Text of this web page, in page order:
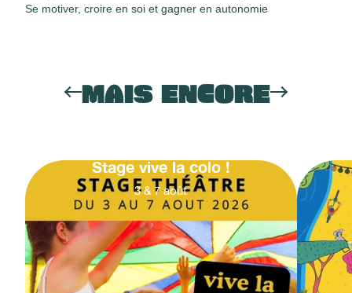
Se motiver, croire en soi et gagner en autonomie
MAIS ENCORE
Stage vive la colo !
3 & 7 août